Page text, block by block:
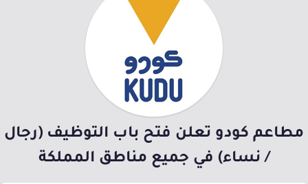
مطاعم كودو تعلن فتح باب التوظيف (رجال
/ نساء) في جميع مناطق المملكة